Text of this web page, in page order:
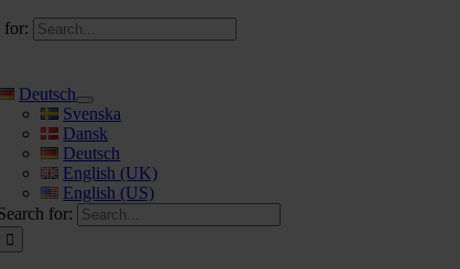
for:
Deutsch
Svenska
Dansk
Deutsch
English (UK)
English (US)
for: